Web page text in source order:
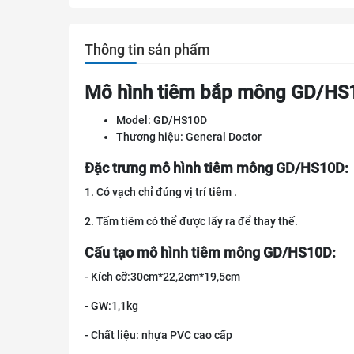
Thông tin sản phẩm
Mô hình tiêm bắp mông GD/
Model: GD/HS10D
Thương hiệu: General Doctor
Đặc trưng mô hình tiêm mông GD/HS10D:
1. Có vạch chỉ đúng vị trí tiêm .
2. Tấm tiêm có thể được lấy ra để thay thế.
Cấu tạo mô hình tiêm mông GD/HS10D:
- Kích cỡ:30cm*22,2cm*19,5cm
- GW:1,1kg
- Chất liệu: nhựa PVC cao cấp